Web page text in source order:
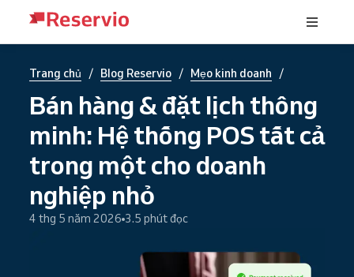
Trang chủ / Blog Reservio / Mẹo kinh doanh /
Bán hàng & đặt lịch thông
minh: Hệ thống POS tất cả
trong một cho doanh
nghiệp nhỏ
4 thg 5 năm 2026 3.5 phút đọc